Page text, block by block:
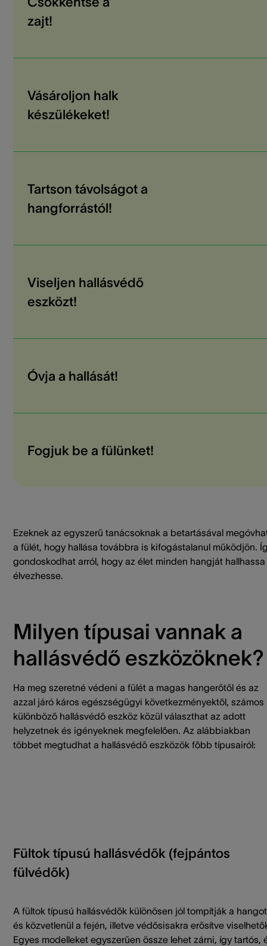
zajt!
Vásároljon halk
készülékeket!
Tartson távolságot a
hangforrástól!
Viseljen hallásvédő
eszközt!
Óvja a hallását!
Fogjuk be a fülünket!
Ezeknek az egyszerű tanácsoknak a betartásával
a fülét, hogy hallása továbbra is kifogástalanul működjön.
gondoskodhat arról, hogy az élet minden hangját hallhassa
élvezhesse.
Milyen típusai vannak a
hallásvédő eszközöknek?
Ha meg szeretné védeni a fülét a magas hangerőtől és az
azzal járó káros egészségügyi következményektől, számos
különböző hallásvédő eszköz közül választhat az adott
helyzetnek és igényeknek megfelelően. Az alábbiakban
többet megtudhat a hallásvédő eszközök főbb típusairól:
Fültok típusú hallásvédők (fejpántos
fülvédők)
A fültok típusú hallásvédők különösen jól tompítják a
és közvetlenül a fején, illetve védősisakra erősítve
Egyes modelleket egyszerűen össze lehet zárni, így tartós,